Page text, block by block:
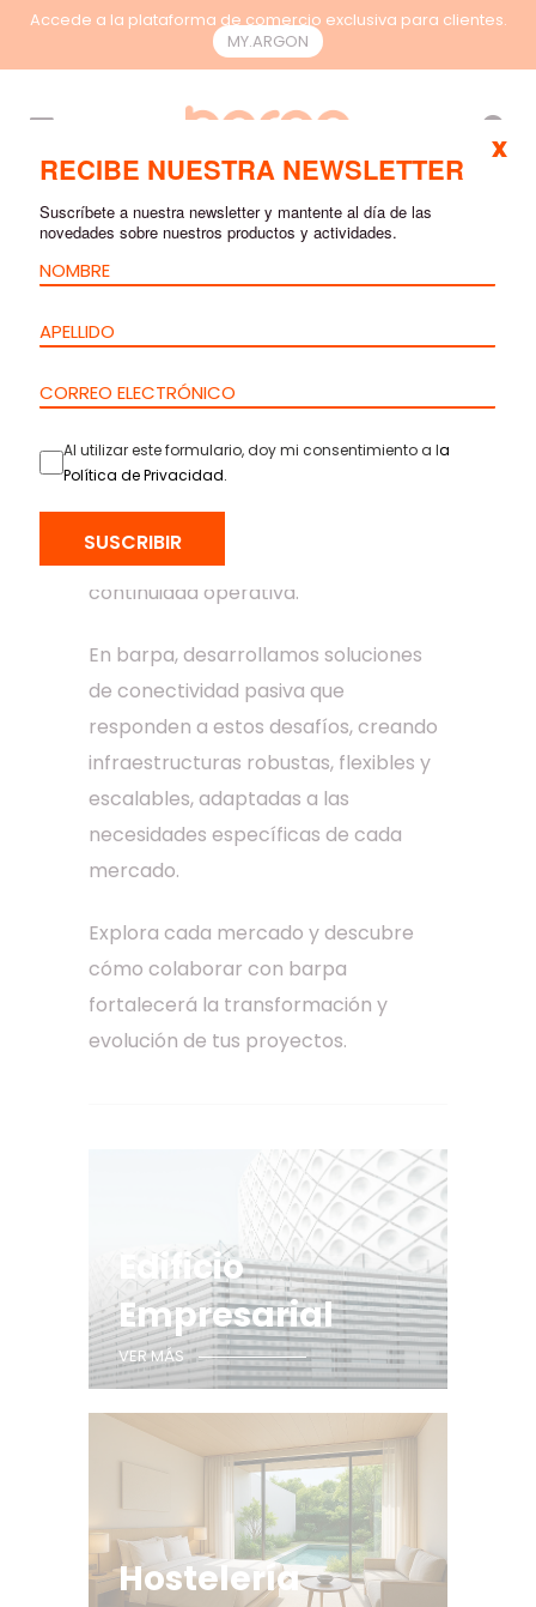
Accede a la plataforma de comercio exclusiva para clientes.
MY.ARGON
MERCADOS
la creciente digitalización de los
procesos están imponiendo nuevas
exigencias en diversos mercados. La
necesidad de infraestructuras más
eficientes, seguras y preparadas para
el futuro se ha vuelto esencial para
garantizar la competitividad y la
continuidad operativa.
En barpa, desarrollamos soluciones
de conectividad pasiva que
responden a estos desafíos, creando
infraestructuras robustas, flexibles y
escalables, adaptadas a las
necesidades específicas de cada
mercado.
Explora cada mercado y descubre
cómo colaborar con barpa
fortalecerá la transformación y
evolución de tus proyectos.
Edificio
Empresarial
VER MÁS
Hostelería
RECIBE NUESTRA NEWSLETTER
Suscríbete a nuestra newsletter y mantente al día de las
novedades sobre nuestros productos y actividades.
Al utilizar este formulario, doy mi consentimiento a la
Política de Privacidad.
SUSCRIBIR
x